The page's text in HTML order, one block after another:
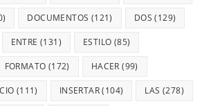
DOCUMENTOS (121) DOS (129)
ENTRE (131) ESTILO (85)
FORMATO (172) HACER (99)
(111) INSERTAR(104) LAS (278)